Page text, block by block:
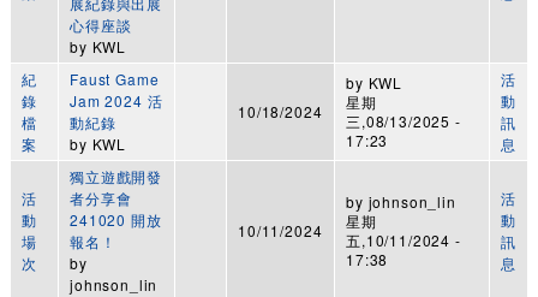
心得座談
by KWL
紀
錄
檔
案
Faust Game
Jam 2024 活
動紀錄
by KWL
10/18/2024
by KWL
星期
三,08/13/2025 -
17:23
活
動
訊
息
活
動
場
次
獨立遊戲開發
者分享會
241020 開放
報名！
by
johnson_lin
10/11/2024
by johnson_lin
星期
五,10/11/2024 -
17:38
活
動
訊
息